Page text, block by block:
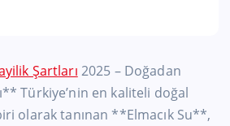
Şartları 2025 – Doğadan
Türkiye’nin en kaliteli doğal
olarak tanınan **Elmacık Su**,